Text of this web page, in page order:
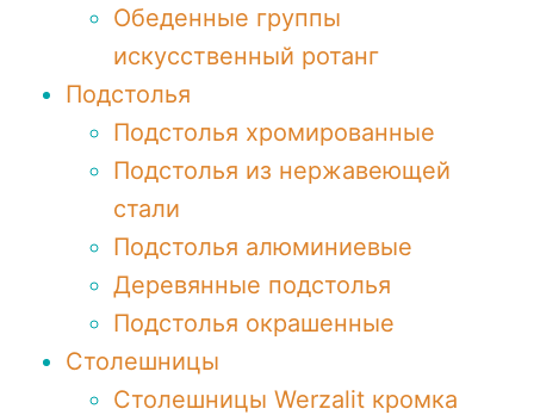
Обеденные группы
искусственный ротанг
Подстолья
Подстолья хромированные
Подстолья из нержавеющей
стали
Подстолья алюминиевые
Деревянные подстолья
Подстолья окрашенные
Столешницы
Столешницы Werzalit кромка